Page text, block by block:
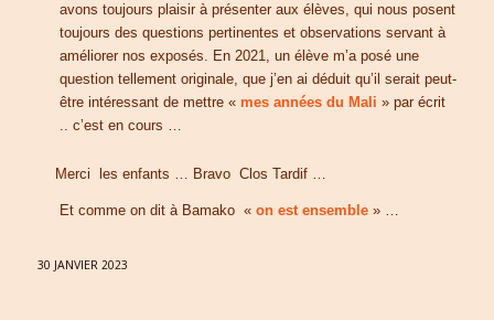
avons toujours plaisir à présenter aux élèves, qui nous posent
toujours des questions pertinentes et observations servant à
améliorer nos exposés. En 2021, un élève m’a posé une
question tellement originale, que j’en ai déduit qu’il serait peut-
être intéressant de mettre « mes années du Mali » par écrit
.. c’est en cours …
Merci les enfants … Bravo Clos Tardif …
Et comme on dit à Bamako « on est ensemble» …
30 JANVIER 2023